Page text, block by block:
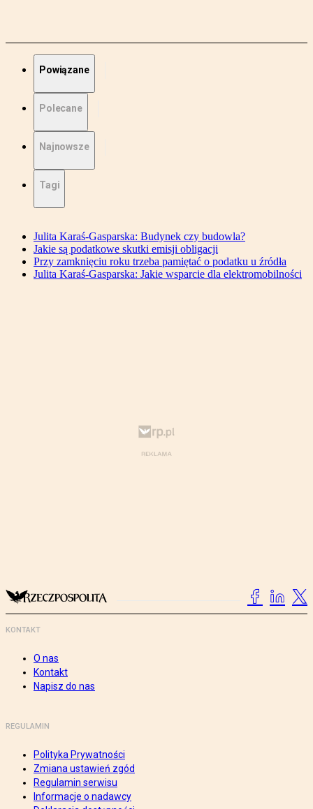
Powiązane
Polecane
Najnowsze
Tagi
Julita Karaś-Gasparska: Budynek czy budowla?
Jakie są podatkowe skutki emisji obligacji
Przy zamknięciu roku trzeba pamiętać o podatku u źródła
Julita Karaś-Gasparska: Jakie wsparcie dla elektromobilności
KONTAKT
O nas
Kontakt
Napisz do nas
REGULAMIN
Polityka Prywatności
Zmiana ustawień zgód
Regulamin serwisu
Informacje o nadawcy